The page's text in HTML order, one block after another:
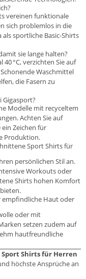
vereinen funktionale
sich problemlos in die
sportliche Basic-Shirts
sie lange halten?
°C, verzichten Sie auf
Waschmittel
die Fasern zu
Gigasport?
Modelle mit recyceltem
Achten Sie auf
ein Zeichen für
Produktion.
Sport Shirts für
persönlichen Stil an.
Workouts oder
Shirts hohen Komfort
empfindliche Haut oder
oder mit
setzen zudem auf
hautfreundliche
Sport Shirts für Herren
höchste Ansprüche an